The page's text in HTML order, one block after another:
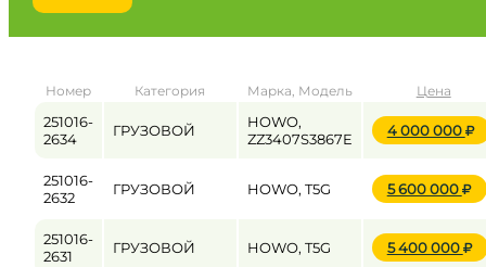
от до
Пробег / Наработка
Цена
Номер Категория Марка, Модель Цена
251016-
2634
ГРУЗОВОЙ
HOWO,
ZZ3407S3867E
4 000 000
251016-
2632
ГРУЗОВОЙ HOWO, T5G 5 600 000
251016-
2631
ГРУЗОВОЙ HOWO, T5G 5 400 000